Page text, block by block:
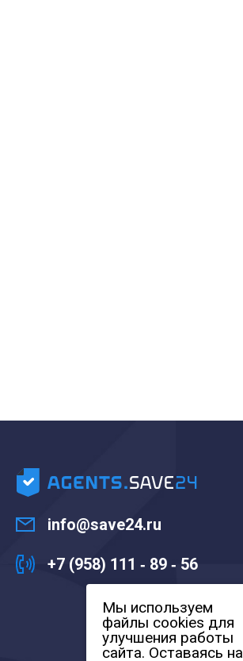
info@save24.ru
+7 (958) 111 ‑ 89 ‑ 56
Мы используем
файлы cookies для
улучшения работы
сайта. Оставаясь на